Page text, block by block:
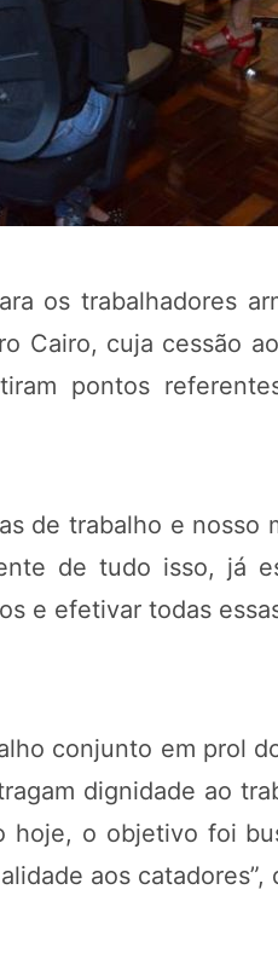
os trabalhadores
Cairo, cuja cessão
pontos
de trabalho e nosso
de tudo isso, já
e efetivar todas
conjunto em prol
dignidade ao
o objetivo foi
aos catadores”,